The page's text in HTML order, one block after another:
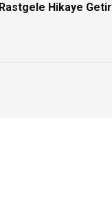
Rastgele Hikaye Getir